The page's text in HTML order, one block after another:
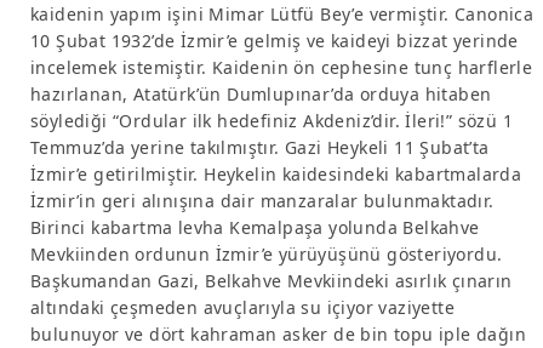
kaidenin yapım işini Mimar Lütfü Bey’e vermiştir. Canonica
10 Şubat 1932’de İzmir’e gelmiş ve kaideyi bizzat yerinde
incelemek istemiştir. Kaidenin ön cephesine tunç harflerle
hazırlanan, Atatürk’ün Dumlupınar’da orduya hitaben
söylediği “Ordular ilk hedefiniz Akdeniz’dir. İleri!” sözü 1
Temmuz’da yerine takılmıştır. Gazi Heykeli 11 Şubat’ta
İzmir’e getirilmiştir. Heykelin kaidesindeki kabartmalarda
İzmir’in geri alınışına dair manzaralar bulunmaktadır.
Birinci kabartma levha Kemalpaşa yolunda Belkahve
Mevkiinden ordunun İzmir’e yürüyüşünü gösteriyordu.
Başkumandan Gazi, Belkahve Mevkiindeki asırlık çınarın
altındaki çeşmeden avuçlarıyla su içiyor vaziyette
bulunuyor ve dört kahraman asker de bin topu iple dağın